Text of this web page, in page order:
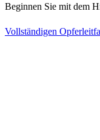
Beginnen Sie mit dem
Vollständigen